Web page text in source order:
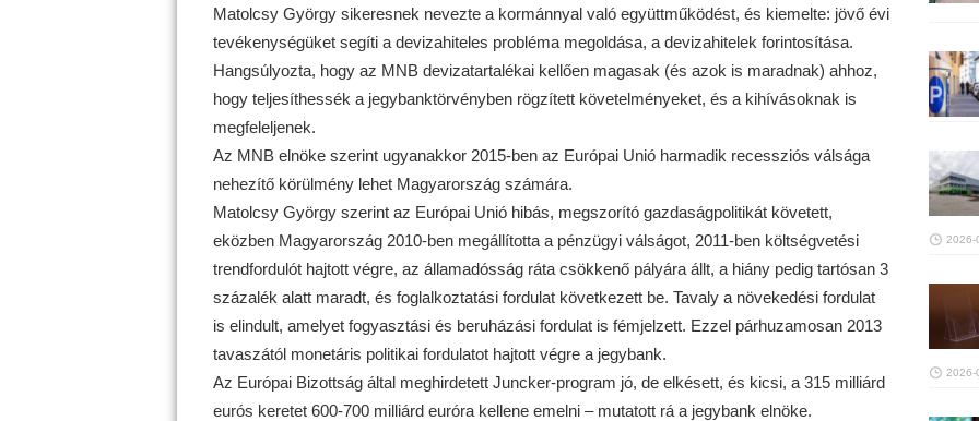
Matolcsy György sikeresnek nevezte a kormánnyal való együttműködést, és kiemelte: jövő évi
tevékenységüket segíti a devizahiteles probléma megoldása, a devizahitelek forintosítása.
Hangsúlyozta, hogy az MNB devizatartalékai kellően magasak (és azok is maradnak) ahhoz,
hogy teljesíthessék a jegybanktörvényben rögzített követelményeket, és a kihívásoknak is
megfeleljenek.
Az MNB elnöke szerint ugyanakkor 2015-ben az Európai Unió harmadik recessziós válsága
nehezítő körülmény lehet Magyarország számára.
Matolcsy György szerint az Európai Unió hibás, megszorító gazdaságpolitikát követett,
eközben Magyarország 2010-ben megállította a pénzügyi válságot, 2011-ben költségvetési
trendfordulót hajtott végre, az államadósság ráta csökkenő pályára állt, a hiány pedig tartósan 3
százalék alatt maradt, és foglalkoztatási fordulat következett be. Tavaly a növekedési fordulat
is elindult, amelyet fogyasztási és beruházási fordulat is fémjelzett. Ezzel párhuzamosan 2013
tavaszától monetáris politikai fordulatot hajtott végre a jegybank.
Az Európai Bizottság által meghirdetett Juncker-program jó, de elkésett, és kicsi, a 315 milliárd
eurós keretet 600-700 milliárd euróra kellene emelni – mutatott rá a jegybank elnöke.
2026-
2026-